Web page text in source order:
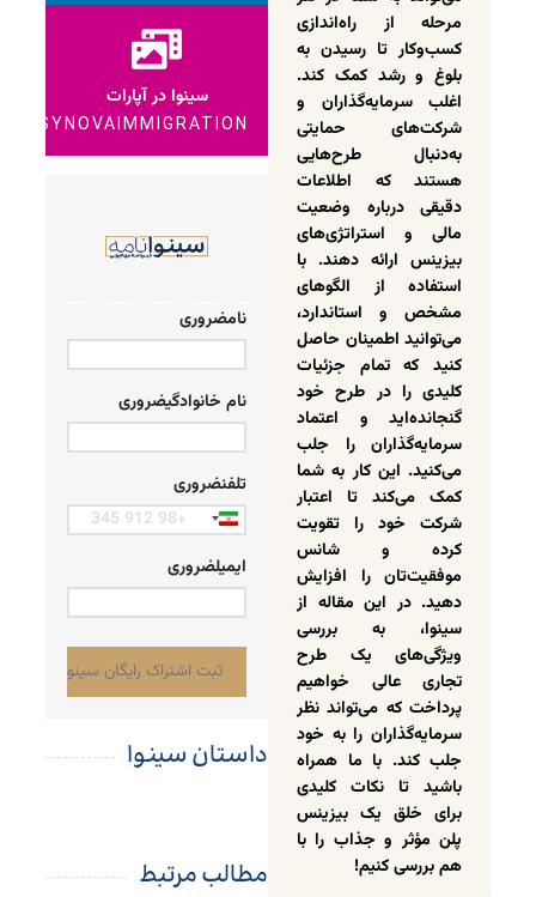
مرحله از راه‌اندازی
کسب‌وکار تا رسیدن به
بلوغ و رشد کمک کند.
اغلب سرمایه‌گذاران و
شرکت‌های حمایتی
به‌دنبال طرح‌هایی
هستند که اطلاعات
دقیقی درباره وضعیت
مالی و استراتژی‌های
بیزینس ارائه دهند. با
استفاده از الگوهای
مشخص و استاندارد،
می‌توانید اطمینان حاصل
کنید که تمام جزئیات
کلیدی را در طرح خود
گنجانده‌اید و اعتماد
سرمایه‌گذاران را جلب
می‌کنید. این کار به شما
کمک می‌کند تا اعتبار
شرکت خود را تقویت
کرده و شانس
موفقیت‌تان را افزایش
دهید. در این مقاله از
سینوا، به بررسی
ویژگی‌های یک طرح
تجاری عالی خواهیم
پرداخت که می‌تواند نظر
سرمایه‌گذاران را به خود
جلب کند. با ما همراه
باشید تا نکات کلیدی
برای خلق یک بیزینس
پلن مؤثر و جذاب را با
هم بررسی کنیم!
سینوا در آپارات
SYNOVAIMMIGRATION
نامضروری
نام خانوادگیضروری
تلفنضروری
Iran
ایمیلضروری
داستان سینوا
مطالب مرتبط